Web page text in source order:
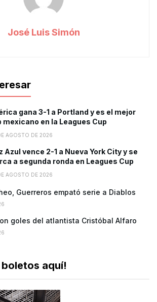
José Luis Simón
gana 3-1 a Portland y es el mejor
mexicano en la Leagues Cup
AGOSTO DE 2026
Azul vence 2-1 a Nueva York City y se
a segunda ronda en Leagues Cup
AGOSTO DE 2026
Guerreros empató serie a Diablos
goles del atlantista Cristóbal Alfaro
boletos aquí!